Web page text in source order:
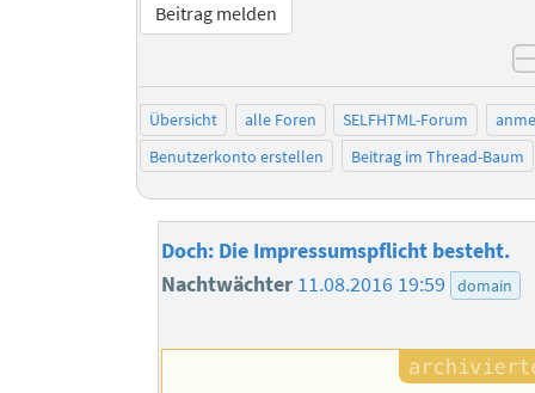
Beitrag melden
Übersicht alle Foren SELFHTML-Forum
Benutzerkonto erstellen
Beitrag im Thread-Baum
Doch: Die Impressumspflicht besteht.
Nachtwächter 11.08.2016 19:59 domain